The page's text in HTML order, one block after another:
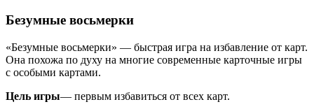
Безумные восьмерки
«Безумные восьмерки» — быстрая игра на избавление от карт.
Она похожа по духу на многие современные карточные игры
с особыми картами.
Цель игры— первым избавиться от всех карт.